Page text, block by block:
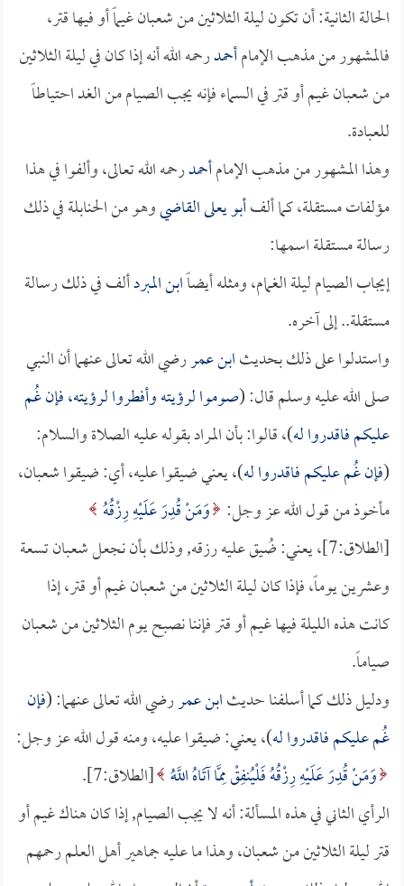
الحالة الثانية: أن تكون ليلة الثلاثين من شعبان غيماً أو فيها قتر،
فالمشهور من مذهب الإمامأحمدرحمه الله أنه إذا كان في ليلة الثلاثين
من شعبان غيم أو قتر في السماء فإنه يجب الصيام من الغد احتياطاً
للعبادة.
وهذا المشهور من مذهب الإمامأحمدرحمه الله تعالى، وألفوا في هذا
مؤلفات مستقلة، كما ألفأبو يعلى القاضيوهو من الحنابلة في ذلك
رسالة مستقلة اسمها:
إيجاب الصيام ليلة الغمام، ومثله أيضاًابن المبردألف في ذلك رسالة
مستقلة.. إلى آخره.
واستدلوا على ذلك بحديثابن عمررضي الله تعالى عنهما أن النبي
صلى الله عليه وسلم قال: (صوموا لرؤيته وأفطروا لرؤيته، فإن غُم
عليكم فاقدروا له)، قالوا: بأن المراد بقوله عليه الصلاة والسلام:
(فإن غُم عليكم فاقدروا له)، يعني ضيقوا عليه، أي: ضيقوا شعبان،
مأخوذ من قول الله عز وجل: وَمَنْ قُدِرَ عَلَيْهِ رِزْقُهُ
[الطلاق:7]، يعني: ضُيق عليه رزقه, وذلك بأن نجعل شعبان تسعة
وعشرين يوماً، فإذا كان ليلة الثلاثين من شعبان غيم أو قتر، إذا
كانت هذه الليلة فيها غيم أو قتر فإننا نصبح يوم الثلاثين من شعبان
صياماً.
ودليل ذلك كما أسلفنا حديثابن عمررضي الله تعالى عنهما: (فإن
غُم عليكم فاقدروا له)، يعني: ضيقوا عليه، ومنه قول الله عز وجل:
وَمَنْ قُدِرَ عَلَيْهِ رِزْقُهُ فَلْيُنفِقْ مِمَّا آتَاهُ اللَّهُ [الطلاق:7].
الرأي الثاني في هذه المسألة: أنه لا يجب الصيام, إذا كان هناك غيم أو
قتر ليلة الثلاثين من شعبان، وهذا ما عليه جماهير أهل العلم رحمهم